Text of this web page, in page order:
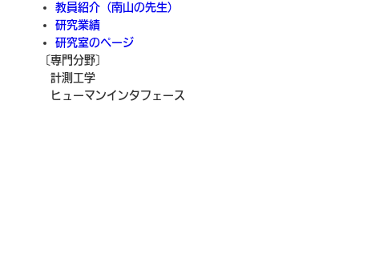
教員紹介（南山の先生）
研究業績
研究室のページ
〔専門分野〕
計測工学
ヒューマンインタフェース